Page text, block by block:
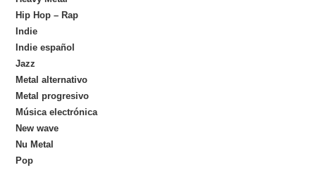
Hip Hop – Rap
Indie
Indie español
Jazz
Metal alternativo
Metal progresivo
Música electrónica
New wave
Nu Metal
Pop